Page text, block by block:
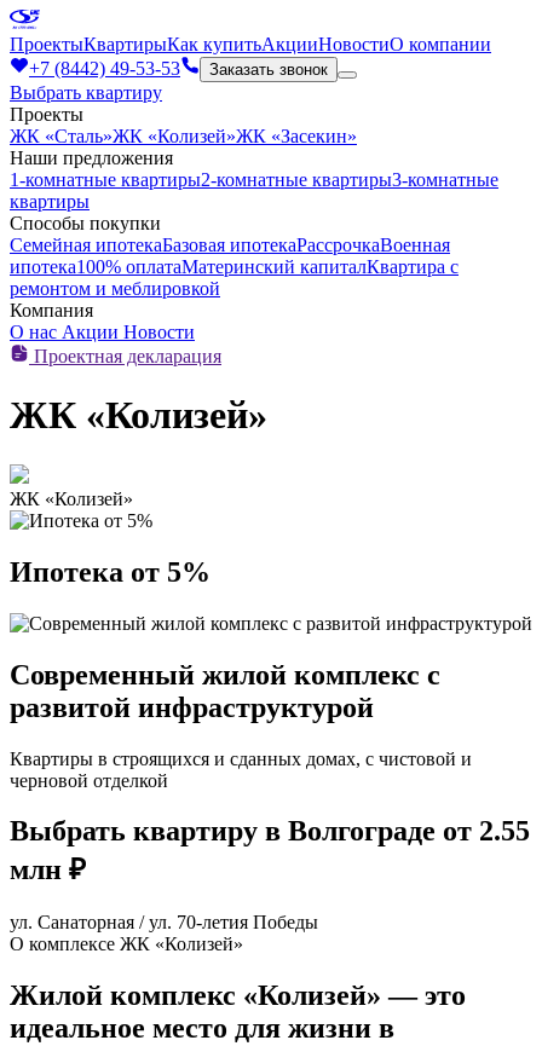
ПроектыКвартирыКак купитьАкцииНовостиО компании
+7 (8442) 49-53-53
Заказать звонок
Выбрать квартиру
Проекты
ЖК «Сталь»ЖК «Колизей»ЖК «Засекин»
Наши предложения
1-комнатные квартиры2-комнатные квартиры3-комнатные
квартиры
Способы покупки
Семейная ипотекаБазовая ипотекаРассрочкаВоенная
ипотека100% оплатаМатеринский капиталКвартира с
ремонтом и меблировкой
Компания
О нас Акции Новости
Проектная декларация
ЖК «Колизей»
ЖК «Колизей»
Ипотека от 5%
Современный жилой комплекс с
развитой инфраструктурой
Квартиры в строящихся и сданных домах, с чистовой и
черновой отделкой
Выбрать квартиру в Волгограде от 2.55
млн ₽
ул. Санаторная / ул. 70-летия Победы
О комплексе ЖК «Колизей»
Жилой комплекс «Колизей» — это
идеальное место для жизни в